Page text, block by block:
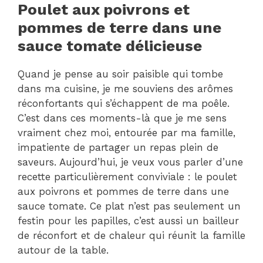
Poulet aux poivrons et
pommes de terre dans une
sauce tomate délicieuse
Quand je pense au soir paisible qui tombe
dans ma cuisine, je me souviens des arômes
réconfortants qui s’échappent de ma poêle.
C’est dans ces moments-là que je me sens
vraiment chez moi, entourée par ma famille,
impatiente de partager un repas plein de
saveurs. Aujourd’hui, je veux vous parler d’une
recette particulièrement conviviale : le poulet
aux poivrons et pommes de terre dans une
sauce tomate. Ce plat n’est pas seulement un
festin pour les papilles, c’est aussi un bailleur
de réconfort et de chaleur qui réunit la famille
autour de la table.